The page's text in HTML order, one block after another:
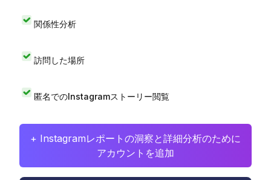
関係性分析
訪問した場所
匿名でのInstagramストーリー閲覧
+ Instagramレポートの洞察と詳細分析のために
アカウントを追加